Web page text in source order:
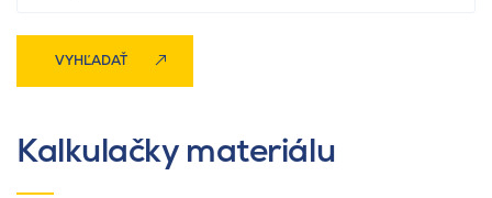
VYHĽADAŤ
Kalkulačky materiálu